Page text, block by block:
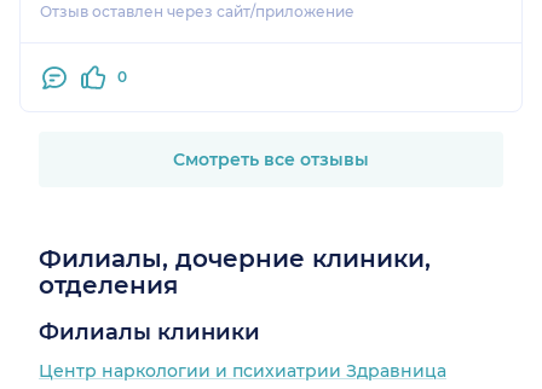
было очень тяжело проходить данный этап, но,
всегда отвечал на все вопросы, а также сильно
3,5 года в чистоте, работает, живёт отдельно,
Сказать, что я благодарна Анне и Василию, это
ничего не сказать. Низкий вам поклон.
Отзыв оставлен через сайт/приложение
0
Смотреть все отзывы
Филиалы, дочерние клиники,
отделения
Филиалы клиники
Центр наркологии и психиатрии Здравница